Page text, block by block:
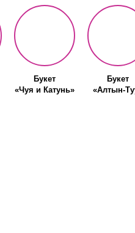
Букет
«Чуя и Катунь»
Букет
«Алтын-